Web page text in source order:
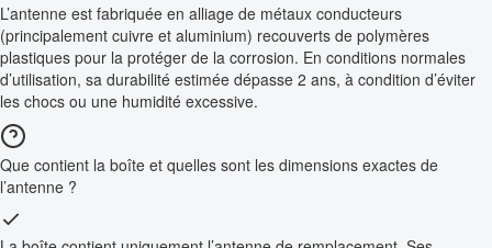
L’antenne est fabriquée en alliage de métaux conducteurs
(principalement cuivre et aluminium) recouverts de polymères
plastiques pour la protéger de la corrosion. En conditions normales
d’utilisation, sa durabilité estimée dépasse 2 ans, à condition d’éviter
les chocs ou une humidité excessive.
Que contient la boîte et quelles sont les dimensions exactes de
l’antenne ?